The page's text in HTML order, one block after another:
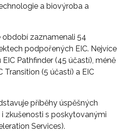
a biovýroba a
období zaznamenali 54
podpořených EIC. Nejvíce
Pathfinder (45 účastí), méně
(5 účastí) a EIC
příběhy úspěšných
zkušenosti s poskytovanými
Services).